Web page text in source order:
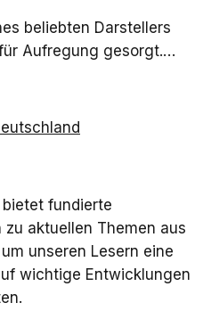
beliebten Darstellers
Aufregung gesorgt.
fundierte
aktuellen Themen aus
unseren Lesern eine
wichtige Entwicklungen